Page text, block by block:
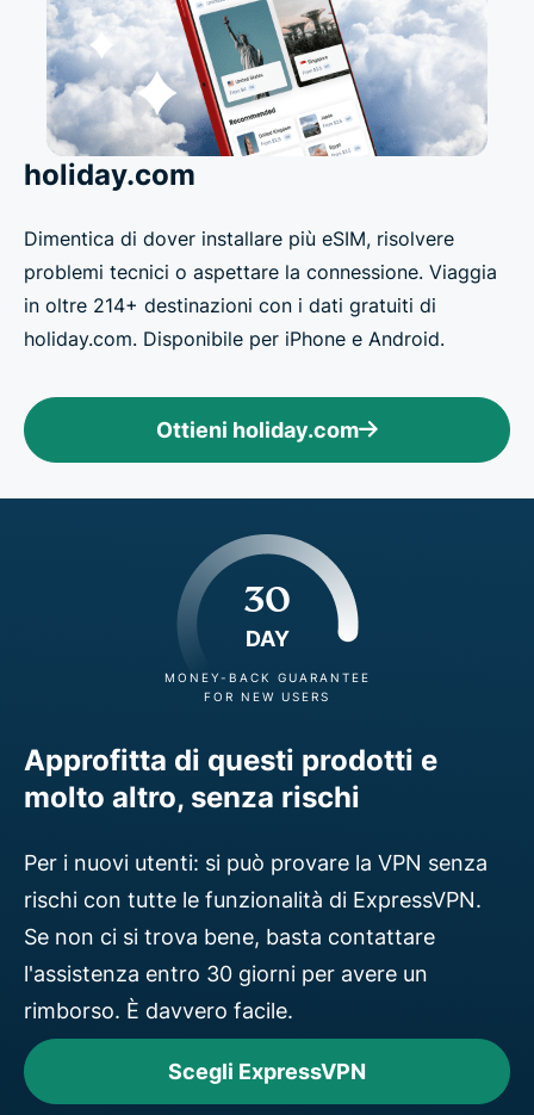
holiday.com
Dimentica di dover installare più eSIM, risolvere
problemi tecnici o aspettare la connessione. Viaggia
in oltre 214+ destinazioni con i dati gratuiti di
holiday.com. Disponibile per iPhone e Android.
Ottieni holiday.com
30
DAY
MONEY-BACK GUARANTEE
FOR NEW USERS
Approfitta di questi prodotti e
molto altro, senza rischi
Per i nuovi utenti: si può provare la VPN senza
rischi con tutte le funzionalità di ExpressVPN.
Se non ci si trova bene, basta contattare
l'assistenza entro 30 giorni per avere un
rimborso. È davvero facile.
Scegli ExpressVPN